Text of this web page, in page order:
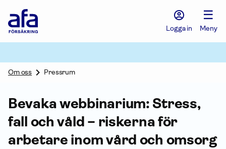
Försäkring
Logga in
☰
Meny
Om oss Pressrum
Bevaka webbinarium: Stress,
fall och våld – riskerna för
arbetare inom vård och omsorg